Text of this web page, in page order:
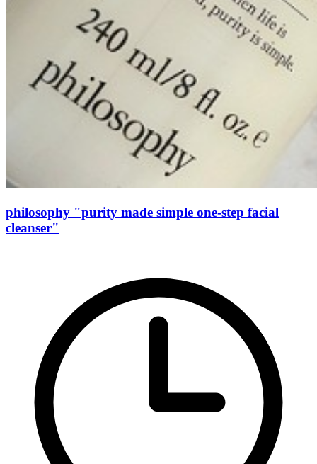
philosophy "purity made simple one-step facial
cleanser"